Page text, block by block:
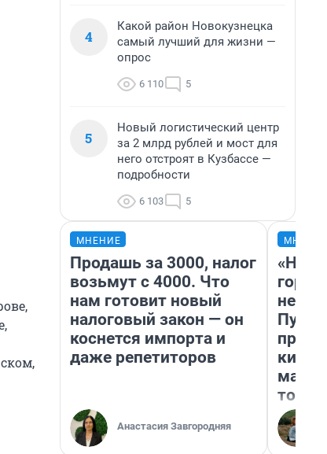
4
Какой район Новокузнецка
самый лучший для жизни —
опрос
6 110 5
5
Новый логистический центр
за 2 млрд рублей и мост для
него отстроят в Кузбассе —
подробности
6 103 5
МНЕНИЕ
Продашь за 3000, налог
возьмут с 4000. Что
нам готовит новый
налоговый закон — он
коснется импорта и
даже репетиторов
Анастасия Завгородняя
«Нет
того